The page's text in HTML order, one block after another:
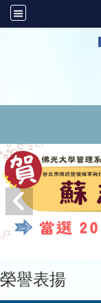
:::
榮譽表揚